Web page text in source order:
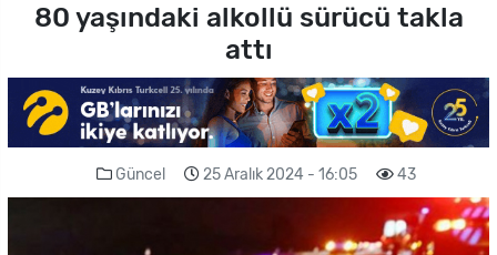
80 yaşındaki alkollü sürücü takla
attı
Güncel 25 Aralık 2024 - 16:05 43